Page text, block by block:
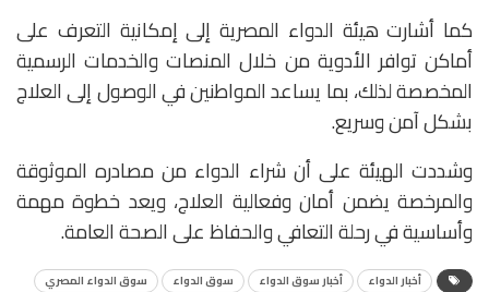
كما أشارت هيئة الدواء المصرية إلى إمكانية التعرف على
أماكن توافر الأدوية من خلال المنصات والخدمات الرسمية
المخصصة لذلك، بما يساعد المواطنين في الوصول إلى العلاج
بشكل آمن وسريع.
وشددت الهيئة على أن شراء الدواء من مصادره الموثوقة
والمرخصة يضمن أمان وفعالية العلاج، ويعد خطوة مهمة
وأساسية في رحلة التعافي والحفاظ على الصحة العامة.
أخبار الدواء أخبار سوق الدواء سوق الدواء
سوق الدواء المصري